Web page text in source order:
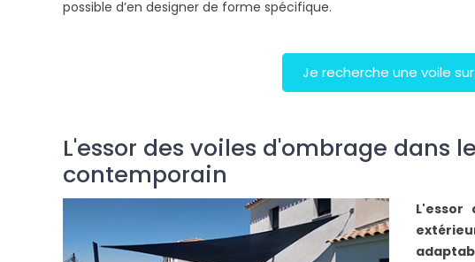
possible d’en designer de forme spécifique.
Je recherche une voile
L'essor des voiles d'ombrage dans
contemporain
L'essor